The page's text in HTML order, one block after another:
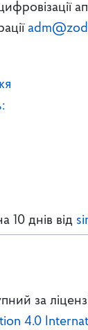
10 днів від
за
4.0